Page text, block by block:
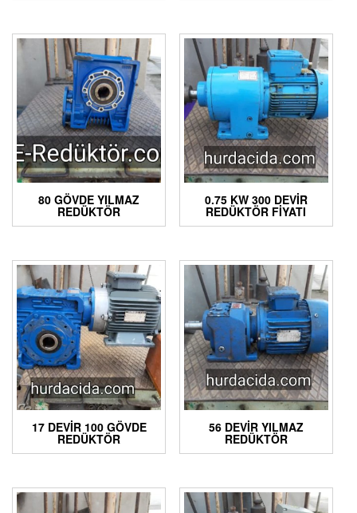
80 GÖVDE YILMAZ
REDÜKTÖR
0.75 KW 300 DEVIR
REDÜKTÖR FIYATI
17 DEVIR 100 GÖVDE
REDÜKTÖR
56 DEVIR YILMAZ
REDÜKTÖR